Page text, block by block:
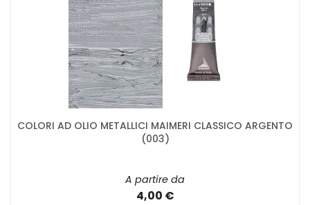
COLORI AD OLIO METALLICI MAIMERI CLASSICO ARGENTO
(003)
A partire da
4,00 €